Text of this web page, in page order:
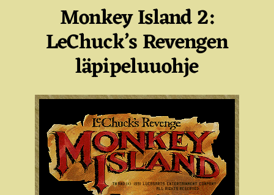
Monkey Island 2:
LeChuck’s Revengen
läpipeluuohje